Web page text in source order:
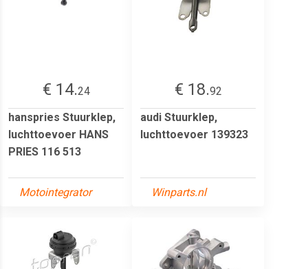
€ 14.24
hanspries Stuurklep,
luchttoevoer HANS
PRIES 116 513
Motointegrator
€ 18.92
audi Stuurklep,
luchttoevoer 139323
Winparts.nl